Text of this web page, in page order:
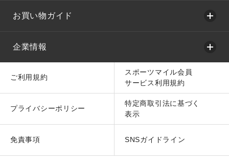
お買い物ガイド
企業情報
ご利用規約
スポーツマイル会員
サービス利用規約
プライバシーポリシー
特定商取引法に基づく
表示
免責事項 SNSガイドライン